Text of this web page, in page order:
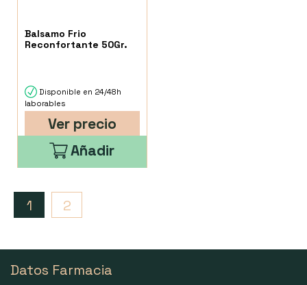
Balsamo Frio
Reconfortante 50Gr.
Disponible en 24/48h
laborables
Ver precio
Añadir
1 2
Datos Farmacia